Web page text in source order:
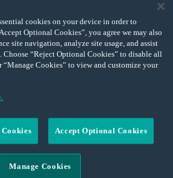
pendant près de trois ans.
1987, Christian s’occupe de transmissions
et de restructurations industrielles.
tourne vers l’arbitrage et autres modes
des litiges, avec une prédilection pour la
été formé comme médiateur. Il est
des procédures ICC, CMAP et autres
ou l’autre des parties ou du juge
Colette Hausmann son épouse et Philippe
qui compte aujourd’hui plus de trente
solicitors.
cookies on your device in order to
Optional Cookies”, you agree we may also
site navigation, analyze site usage, and assist
Choose “Reject Optional Cookies” to disable all
“Manage Cookies” to view and customize your
Accept Optional Cookies
Manage Cookies